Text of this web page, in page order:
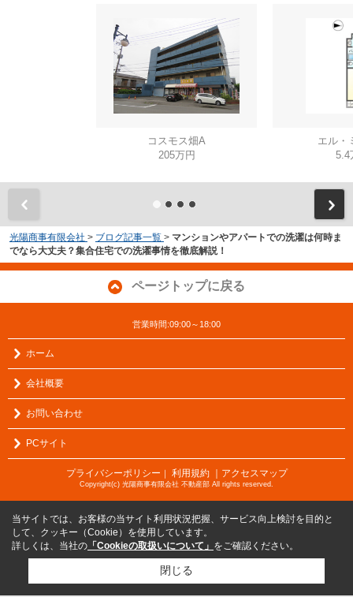
コスモス畑A
205万円
エル・
5.4
光陽商事有限会社 > ブログ記事一覧 > マンションやアパートでの洗濯は何時ま
でなら大丈夫？集合住宅での洗濯事情を徹底解説！
ページトップに戻る
営業時間:09:00～18:00
ホーム
会社概要
お問い合わせ
PCサイト
プライバシーポリシー 利用規約 ｜アクセスマップ
Copyright(c) 光陽商事有限会社 不動産部 All rights reserved.
当サイトでは、お客様の当サイト利用状況把握、サービス向上検討を目的と
して、クッキー（Cookie）を使用しています。
詳しくは、当社の 「Cookieの取扱いについて」 をご確認ください。
閉じる